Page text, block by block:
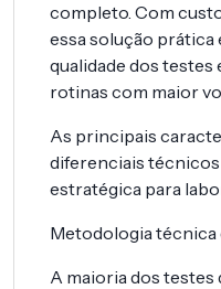
completo. Com
essa solução
qualidade dos testes
rotinas com maior
As principais
diferenciais técnicos
estratégica para
Metodologia técnica
A maioria dos testes